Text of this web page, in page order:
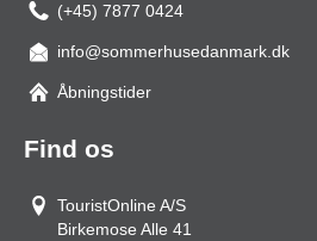
(+45) 7877 0424
info@sommerhusedanmark.dk
Åbningstider
Find os
TouristOnline A/S
Birkemose Alle 41